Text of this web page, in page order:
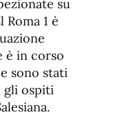
su
1 è
è in corso
sono stati
gli ospiti